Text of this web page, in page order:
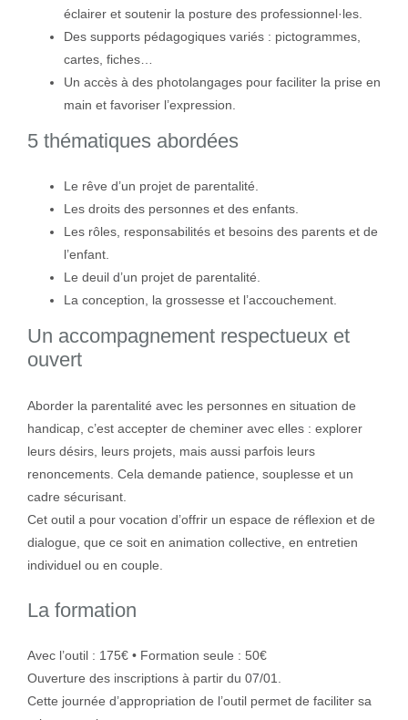
éclairer et soutenir la posture des professionnel·les.
Des supports pédagogiques variés : pictogrammes,
cartes, fiches…
Un accès à des photolangages pour faciliter la prise en
main et favoriser l’expression.
5 thématiques abordées
Le rêve d’un projet de parentalité.
Les droits des personnes et des enfants.
Les rôles, responsabilités et besoins des parents et de
l’enfant.
Le deuil d’un projet de parentalité.
La conception, la grossesse et l’accouchement.
Un accompagnement respectueux et
ouvert
Aborder la parentalité avec les personnes en situation de
handicap, c’est accepter de cheminer avec elles : explorer
leurs désirs, leurs projets, mais aussi parfois leurs
renoncements. Cela demande patience, souplesse et un
cadre sécurisant.
Cet outil a pour vocation d’offrir un espace de réflexion et de
dialogue, que ce soit en animation collective, en entretien
individuel ou en couple.
La formation
Avec l’outil : 175€ • Formation seule : 50€
Ouverture des inscriptions à partir du 07/01.
Cette journée d’appropriation de l’outil permet de faciliter sa